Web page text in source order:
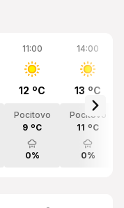
11:00
12 ºC
Pocitovo
9 ºC
0%
14:00
13 ºC
Pocitovo
11 ºC
0%